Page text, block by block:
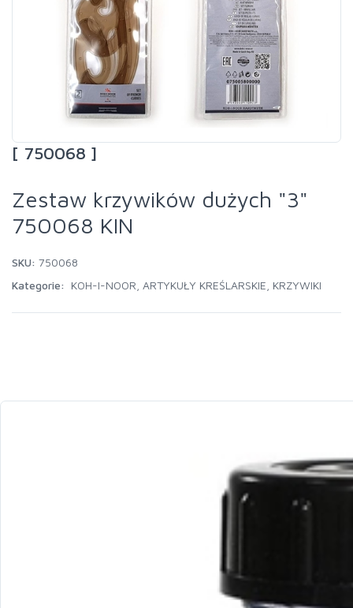
[ 750068 ]
Zestaw krzywików dużych "3"
750068 KIN
SKU: 750068
Kategorie:
KOH-I-NOOR ARTYKUŁY KREŚLARSKIE KRZYWIKI